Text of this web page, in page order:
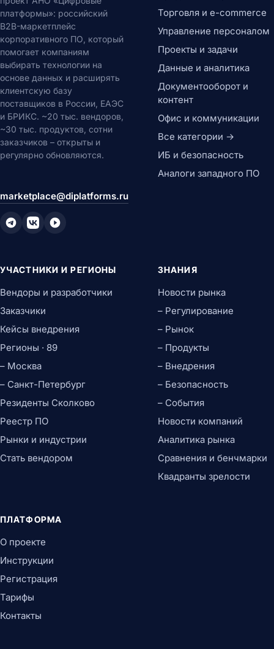
платформы»: российский
B2B-маркетплейс
корпоративного ПО, который
помогает компаниям
выбирать технологии на
основе данных и расширять
клиентскую базу
поставщиков в России, ЕАЭС
и БРИКС. ~20 тыс. вендоров,
~30 тыс. продуктов, сотни
заказчиков – открыты и
регулярно обновляются.
marketplace@diplatforms.ru
Торговля и e-commerce
Управление персоналом
Проекты и задачи
Данные и аналитика
Документооборот и
контент
Офис и коммуникации
Все категории →
ИБ и безопасность
Аналоги западного ПО
УЧАСТНИКИ И РЕГИОНЫ
Вендоры и разработчики
Заказчики
Кейсы внедрения
Регионы · 89
– Москва
– Санкт-Петербург
Резиденты Сколково
Реестр ПО
Рынки и индустрии
Стать вендором
ЗНАНИЯ
Новости рынка
– Регулирование
– Рынок
– Продукты
– Внедрения
– Безопасность
– События
Новости компаний
Аналитика рынка
Сравнения и бенчмарки
Квадранты зрелости
ПЛАТФОРМА
О проекте
Инструкции
Регистрация
Тарифы
Контакты